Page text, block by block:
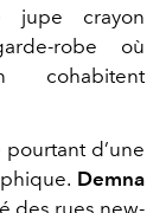
jupe crayon
robe où
cohabitent
d’une
Demna
des rues new-